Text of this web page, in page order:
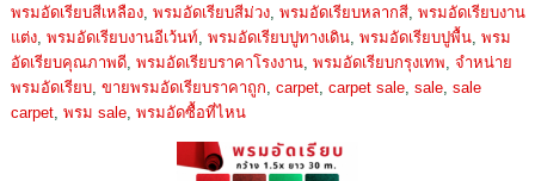
พรมอัดเรียบสีเหลือง, พรมอัดเรียบสีม่วง, พรมอัดเรียบหลากสี, พรมอัดเรียบงาน
แต่ง, พรมอัดเรียบงานอีเว้นท์, พรมอัดเรียบปูทางเดิน, พรมอัดเรียบปูพื้น, พรม
อัดเรียบคุณภาพดี, พรมอัดเรียบราคาโรงงาน, พรมอัดเรียบกรุงเทพ, จำหน่าย
พรมอัดเรียบ, ขายพรมอัดเรียบราคาถูก, carpet, carpet sale, sale, sale
carpet, พรม sale, พรมอัดซื้อที่ไหน